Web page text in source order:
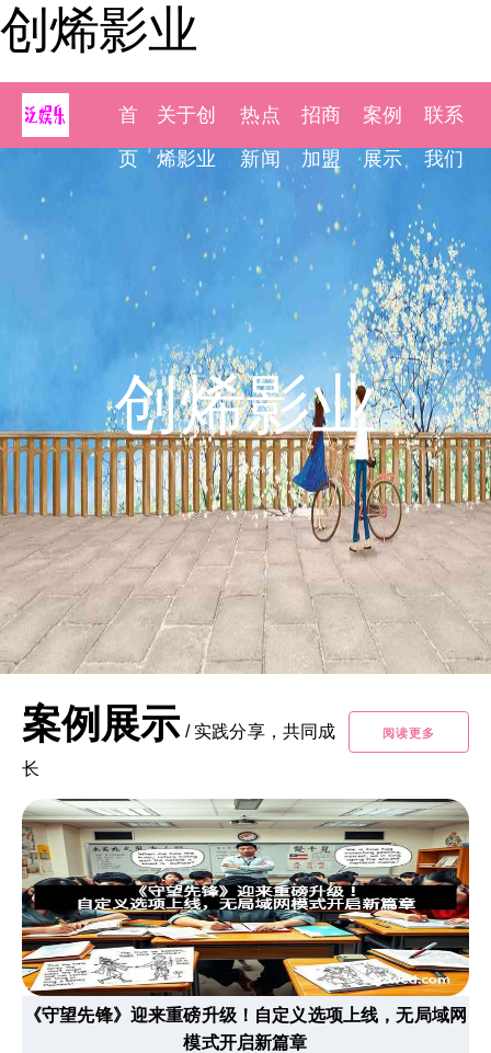
创烯影业
首
页
关于创
烯影业
热点
新闻
招商
加盟
案例
展示
联系
我们
创烯影业
案例展示 / 实践分享，共同成
长
阅读更多
《守望先锋》迎来重磅升级！自定义选项上线，无局域网
模式开启新篇章